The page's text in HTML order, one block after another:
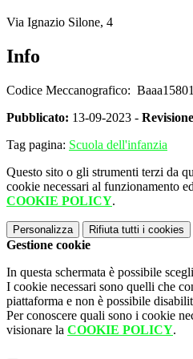
Via Ignazio Silone, 4
Info
Codice Meccanografico:
Pubblicato: 13-09-2023 -
Tag pagina: Scuola dell'infanzia
Questo sito o gli strumenti terzi da
cookie necessari al funzionamento
COOKIE POLICY.
Personalizza Rifiuta tutti i cookies
Gestione cookie
In questa schermata è possibile
I cookie necessari sono quelli che
piattaforma e non è possibile
Per conoscere quali sono i cookie
visionare la COOKIE POLICY.